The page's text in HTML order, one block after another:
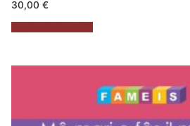
30,00 €